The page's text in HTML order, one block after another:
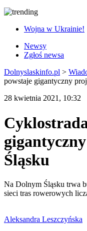
Wojna w Ukrainie!
Newsy
Zgłoś newsa
Dolnyslaskinfo.pl >
powstaje gigantyczny
28 kwietnia 2021, 10:32
Śląsku
Na Dolnym Śląsku trwa
sieci tras rowerowych
Aleksandra Leszczyńska